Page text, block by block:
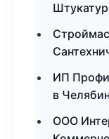
ИП Профи
в
ООО